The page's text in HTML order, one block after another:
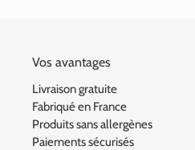
Vos avantages
Livraison gratuite
Fabriqué en France
Produits sans allergènes
Paiements sécurisés